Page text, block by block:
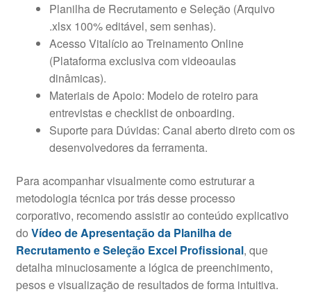
Planilha de Recrutamento e Seleção (Arquivo
.xlsx 100% editável, sem senhas).
Acesso Vitalício ao Treinamento Online
(Plataforma exclusiva com videoaulas
dinâmicas).
Materiais de Apoio: Modelo de roteiro para
entrevistas e checklist de onboarding.
Suporte para Dúvidas: Canal aberto direto com os
desenvolvedores da ferramenta.
Para acompanhar visualmente como estruturar a
metodologia técnica por trás desse processo
corporativo, recomendo assistir ao conteúdo explicativo
do Vídeo de Apresentação da Planilha de
Recrutamento e Seleção Excel Profissional, que
detalha minuciosamente a lógica de preenchimento,
pesos e visualização de resultados de forma intuitiva.